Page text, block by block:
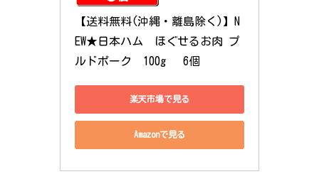
【送料無料(沖縄・離島除く)】N
EW★日本ハム　ほぐせるお肉 プ
ルドポーク　100g 　6個
楽天市場で見る
Amazonで見る